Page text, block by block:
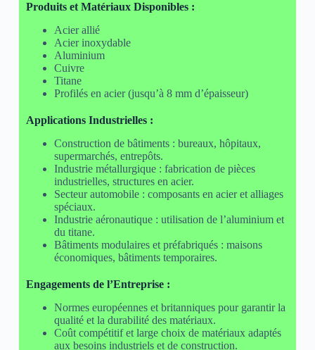
Produits et Matériaux Disponibles :
Acier allié
Acier inoxydable
Aluminium
Cuivre
Titane
Profilés en acier (jusqu’à 8 mm d’épaisseur)
Applications Industrielles :
Construction de bâtiments : bureaux, hôpitaux,
supermarchés, entrepôts.
Industrie métallurgique : fabrication de pièces
industrielles, structures en acier.
Secteur automobile : composants en acier et alliages
spéciaux.
Industrie aéronautique : utilisation de l’aluminium et
du titane.
Bâtiments modulaires et préfabriqués : maisons
économiques, bâtiments temporaires.
Engagements de l’Entreprise :
Normes européennes et britanniques pour garantir la
qualité et la durabilité des matériaux.
Coût compétitif et large choix de matériaux adaptés
aux besoins industriels et de construction.